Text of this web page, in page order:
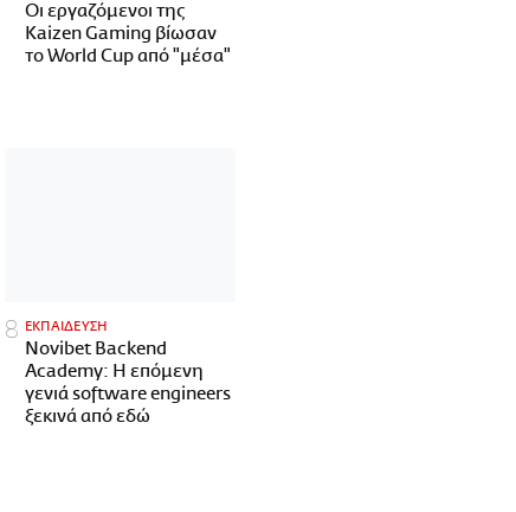
Οι εργαζόμενοι της
Kaizen Gaming βίωσαν
το World Cup από "μέσα"
ΕΚΠΑΙΔΕΥΣΗ
Novibet Backend
Academy: Η επόμενη
γενιά software engineers
ξεκινά από εδώ